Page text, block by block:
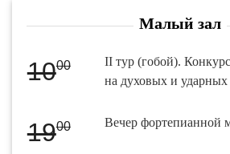
Малый зал
1000
II тур (гобой).
на духовых и
1900 Вечер фортепианной